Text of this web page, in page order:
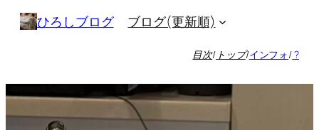
キ
ッ
プ
ひろしブログ ブログ(更新順)
目次/ トップ/インフォ/?